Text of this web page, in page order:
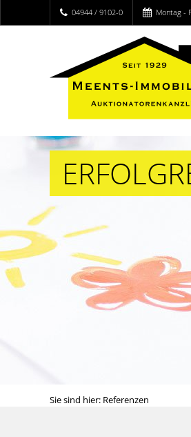
04944 / 9102-0 Montag -
Sie sind hier: Referenzen